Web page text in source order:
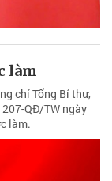
làm
chí Tổng Bí thư,
QĐ/TW ngày
làm.